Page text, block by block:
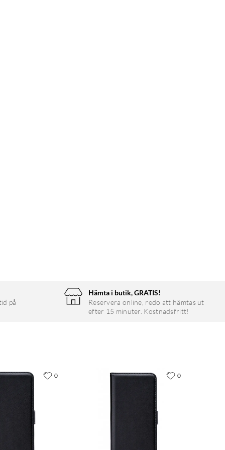
på
Hämta i butik, GRATIS!
Reservera online, redo att hämtas ut
efter 15 minuter. Kostnadsfritt!
0 0